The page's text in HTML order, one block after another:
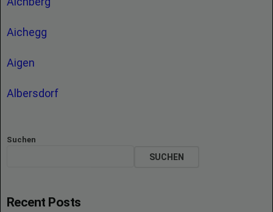
Aichegg
Aigen
Albersdorf
Suchen
SUCHEN
Recent Posts